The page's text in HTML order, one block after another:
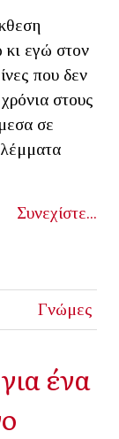
κι εγώ στον
που δεν
στους
σε
Συνεχίστε...
Γνώμες
ένα